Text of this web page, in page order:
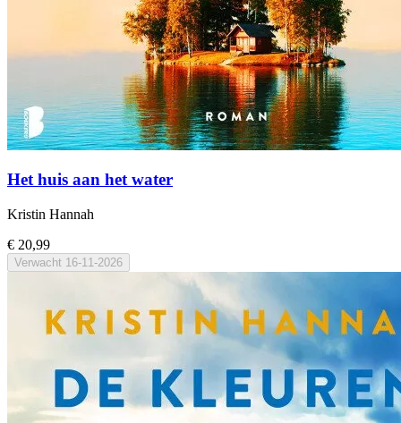
Het huis aan het water
Kristin Hannah
€ 20,99
Verwacht 16-11-2026